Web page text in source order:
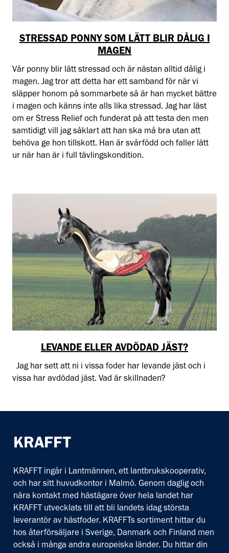
STRESSAD PONNY SOM LÄTT BLIR DÅLIG I
MAGEN
Vår ponny blir lätt stressad och är nästan alltid dålig i
magen. Jag tror att detta har ett samband för när vi
släpper honom på sommarbete så är han mycket bättre
i magen och känns inte alls lika stressad. Jag har läst
om er Stress Relief och funderat på att testa den men
samtidigt vill jag såklart att han ska må bra utan att
behöva ge hon tillskott. Han är svårfödd och faller lätt
ur när han är i full tävlingskondition.
LEVANDE ELLER AVDÖDAD JÄST?
Jag har sett att ni i vissa foder har levande jäst och i
vissa har avdödad jäst. Vad är skillnaden?
KRAFFT
KRAFFT ingår i Lantmännen, ett lantbrukskooperativ,
och har sitt huvudkontor i Malmö. Genom daglig och
nära kontakt med hästägare över hela landet har
KRAFFT utvecklats till att bli landets idag största
leverantör av hästfoder. KRAFFTs sortiment hittar du
hos återförsäljare i Sverige, Danmark och Finland men
också i många andra europeiska länder. Du hittar din